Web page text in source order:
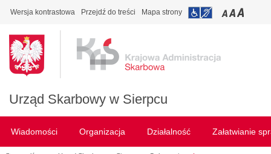
Wersja kontrastowa Przejdź do treści Mapa strony
Urząd Skarbowy w Sierpcu
Wiadomości Organizacja Działalność Załatwianie